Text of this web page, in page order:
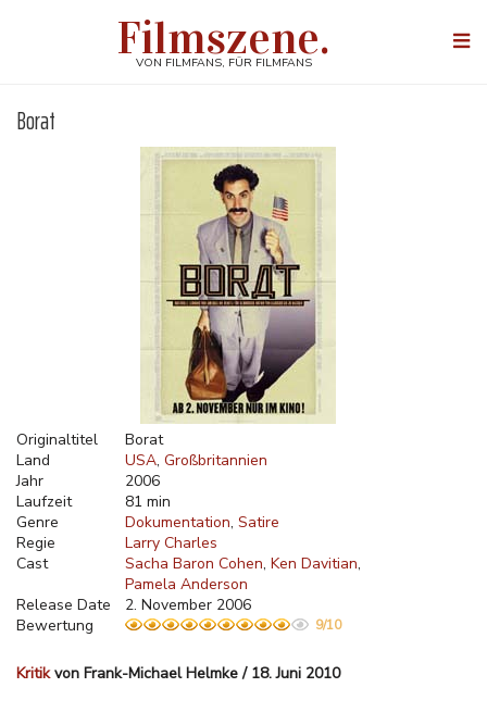
Filmszene.
VON FILMFANS, FÜR FILMFANS
Borat
Originaltitel
Borat
Land
USA Großbritannien
Jahr
2006
Laufzeit
81 min
Genre
Dokumentation Satire
Regie
Larry Charles
Cast
Sacha Baron Cohen Ken Davitian
Pamela Anderson
Release Date
2. November 2006
Bewertung
9/10
Kritikvon Frank-Michael Helmke / 18. Juni 2010